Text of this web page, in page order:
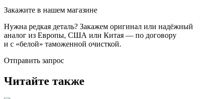
Закажите в нашем магазине
Нужна редкая деталь? Закажем оригинал или надёжный
аналог из Европы, США или Китая — по договору
и с «белой» таможенной очисткой.
Отправить запрос
Читайте также